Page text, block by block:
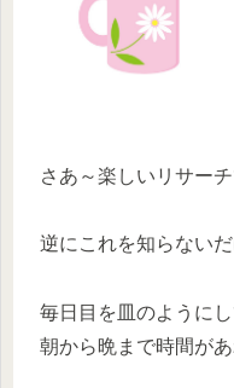
さあ～楽しいリサー
逆にこれを知らない
毎日目を皿のようにし
朝から晩まで時間が